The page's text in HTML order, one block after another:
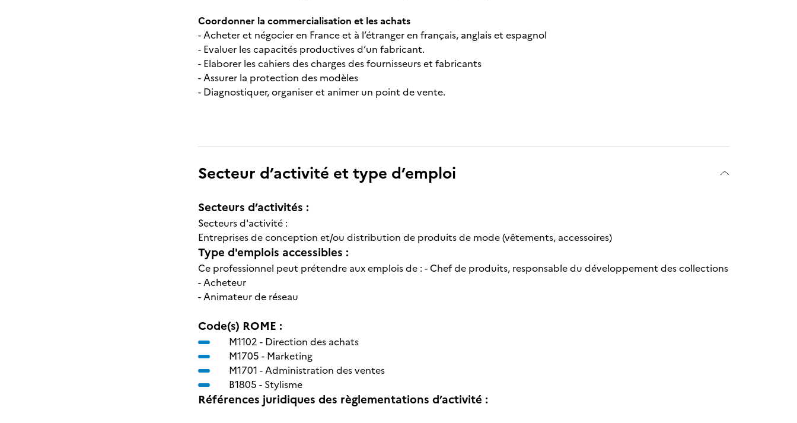
Coordonner la commercialisation et les achats
- Acheter et négocier en France et à l’étranger en français, anglais et espagnol
- Evaluer les capacités productives d’un fabricant.
- Elaborer les cahiers des charges des fournisseurs et fabricants
- Assurer la protection des modèles
- Diagnostiquer, organiser et animer un point de vente.
Secteur d’activité et type d’emploi
Secteurs d’activités :
Secteurs d'activité :
Entreprises de conception et/ou distribution de produits de mode (vêtements, accessoires)
Type d'emplois accessibles :
Ce professionnel peut prétendre aux emplois de : - Chef de produits, responsable du développement des collections
- Acheteur
- Animateur de réseau
Code(s) ROME :
M1102 - Direction des achats
M1705 - Marketing
M1701 -Administration des ventes
B1805 - Stylisme
Références juridiques des règlementations d’activité :